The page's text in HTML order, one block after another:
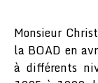
Monsieur
la BOAD en
à différents